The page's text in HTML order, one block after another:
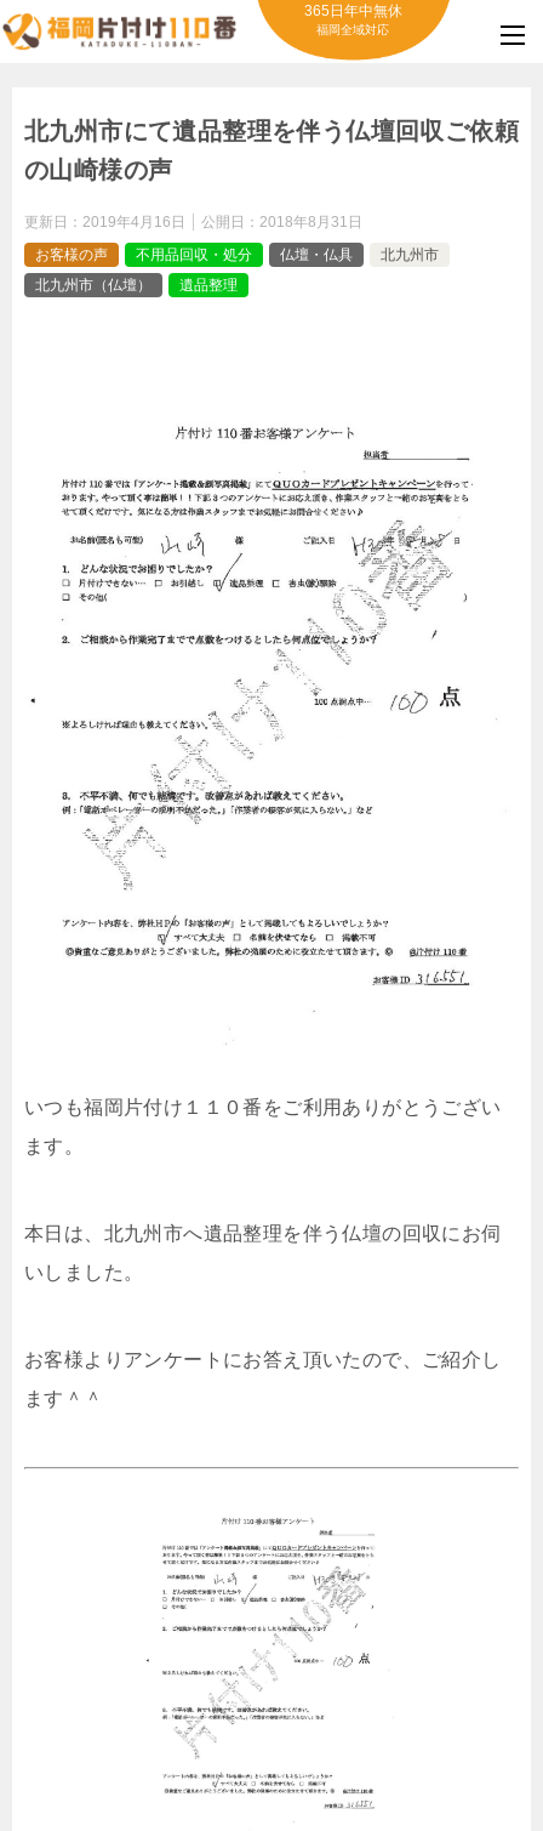
365日年中無休
福岡全域対応
北九州市にて遺品整理を伴う仏壇回収ご依頼
の山崎様の声
更新日： 2019年4月16日 公開日： 2018年8月31日
お客様の声
不用品回収・処分 仏壇・仏具
北九州市
北九州市（仏壇）
遺品整理
いつも福岡片付け１１０番をご利用ありがとうござい
ます。
本日は、北九州市へ遺品整理を伴う仏壇の回収にお伺
いしました。
お客様よりアンケートにお答え頂いたので、ご紹介し
ます＾＾